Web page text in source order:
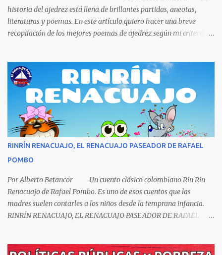
comprarse un vestido y...
historia del ajedrez está llena de brillantes partidas, aneotas,
literaturas y poemas. En este artículo quiero hacer una breve
recopilación de los mejores poemas de ajedrez según mi criterio
Borges es uno de los grandes pensadores del Siglo XX, su obra
universal trasciende más allá del premio Nobel de Literatura que le
fue negado por razones políticas, pero como hombre de principios
y sabiendo que sus posturas ideológicas eran un óbice para
obtenerlo, prefirió sus principios que el Nobel. Jorg...
RINRÍN RENACUAJO, EL RENACUAJO PASEADOR DE RAFAEL
POMBO
Por Alberto Betancor Un cuento clásico colombiano Rin Rin
Renacuajo de Rafael Pombo. Es uno de esos cuentos que las
madres suelen contarles a los niños desde la temprana infancia.
RINRÍN RENACUAJO, EL RENACUAJO PASEADOR DE RAFAEL
Sombrero encintado y chupa de boda. -¡Muchacho, no salgas!- le